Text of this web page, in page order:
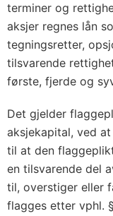
terminer og
aksjer regnes lån
tegningsretter,
tilsvarende
første, fjerde og
Det gjelder
aksjekapital, ved
til at den
en tilsvarende del
til, overstiger eller
flagges etter vphl.